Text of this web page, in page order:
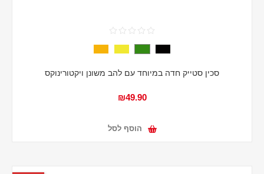
סכין סטייק חדה במיוחד עם להב משונן ויקטורינוקס
₪49.90
הוסף לסל